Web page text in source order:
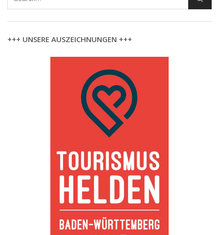
+++ UNSERE AUSZEICHNUNGEN +++